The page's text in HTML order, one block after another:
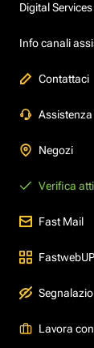
Digital
Info canali
Contattaci
Assistenza
Negozi
Verifica
Fast Mail
FastwebUP
Lavora